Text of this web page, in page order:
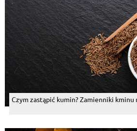
Czym zastąpić kumin? Zamienniki kminu